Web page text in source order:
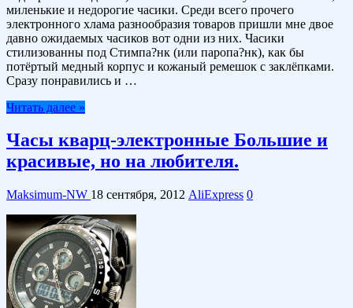
миленькие и недорогие часики. Среди всего прочего
электронного хлама разнообразия товаров пришли мне двое
давно ожидаемых часиков вот одни из них. Часики
стилизованны под Стимпа?нк (или паропа?нк), как бы
потёртый медный корпус и кожаный ремешок с заклёпками.
Сразу понравились и …
Читать далее »
Часы кварц-электронные Большие и
красивые, но на любителя.
Maksimum-NW 18 сентября, 2012 AliExpress 0